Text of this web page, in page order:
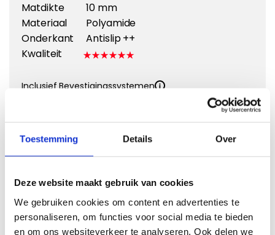
Toestemming Details Over
Deze website maakt gebruik van cookies
We gebruiken cookies om content en advertenties te
personaliseren, om functies voor social media te bieden
en om ons websiteverkeer te analyseren. Ook delen we
Matdikte
10 mm
Materiaal
Polyamide
Onderkant
Antislip ++
Kwaliteit
Inclusief Bevestigingssystemen
Kies een kleur